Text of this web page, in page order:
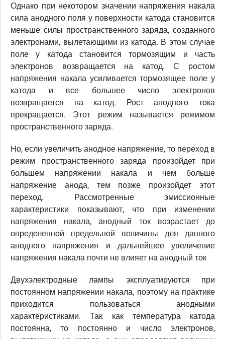
Однако при некотором значении напряжения накала
сила анодного поля у поверхности катода становится
меньше силы пространственного заряда, созданного
электронами, вылетающими из катода. В этом случае
поле у катода становится тормозящим и часть
электронов возвращается на катод. С ростом
напряжения накала усиливается тормозящее поле у
катода и все большее число электронов
возвращается на катод. Рост анодного тока
прекращается. Этот режим называется режимом
пространственного заряда.
Но, если увеличить анодное напряжение, то переход в
режим пространственного заряда произойдет при
большем напряжении накала и чем больше
напряжение анода, тем позже произойдет этот
переход. Рассмотренные эмиссионные
характеристики показывают, что при изменении
напряжения накала, анодный ток возрастает до
определенной предельной величины для данного
анодного напряжения и дальнейшее увеличение
напряжения накала почти не влияет на анодный ток
Двухэлектродные лампы эксплуатируются при
постоянном напряжении накала, поэтому на практике
приходится пользоваться анодными
характеристиками. Так как температура катода
постоянна, то постоянно и число электронов,